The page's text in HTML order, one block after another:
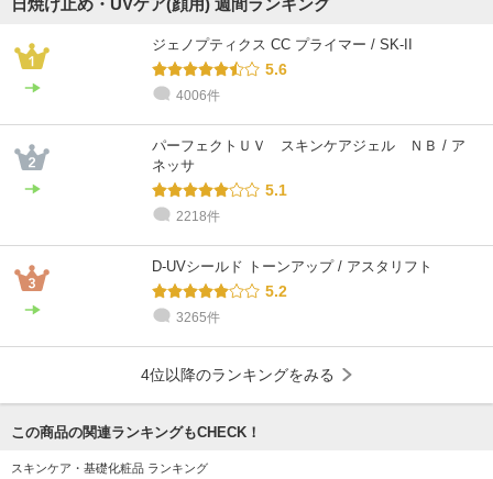
ジェノプティクス CC プライマー / SK-II
5.6
4006件
パーフェクトＵＶ スキンケアジェル ＮＢ / ア
ネッサ
5.1
2218件
D-UVシールド トーンアップ / アスタリフト
5.2
3265件
4位以降のランキングをみる
この商品の関連ランキングもCHECK！
スキンケア・基礎化粧品 ランキング